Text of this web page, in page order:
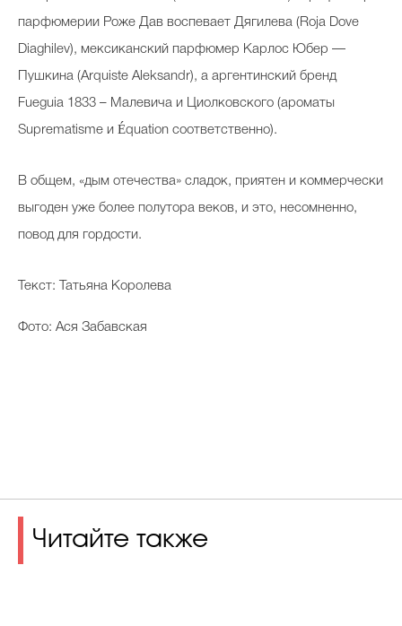
парфюмерии Роже Дав воспевает Дягилева (Roja Dove
Diaghilev), мексиканский парфюмер Карлос Юбер —
Пушкина (Arquiste Aleksandr), а аргентинский бренд
Fueguia 1833 – Малевича и Циолковского (ароматы
Suprematisme и Équation соответственно).
В общем, «дым отечества» сладок, приятен и коммерчески
выгоден уже более полутора веков, и это, несомненно,
повод для гордости.
Текст: Татьяна Королева
Фото: Ася Забавская
Читайте также